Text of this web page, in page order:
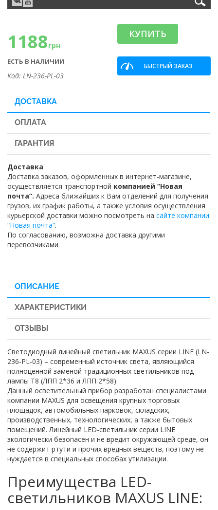
1188грн
ЕСТЬ В НАЛИЧИИ
Код: LN-236-PL-03
КУПИТЬ
БЫСТРЫЙ ЗАКАЗ
ДОСТАВКА
ОПЛАТА
ГАРАНТИЯ
Доставка
Доставка заказов, оформленных в интернет-магазине,
осуществляется транспортной компанией “Новая
почта”. Адреса ближайших к Вам отделений для получения
грузов, их график работы, а также условия осуществления
курьерской доставки можно посмотреть на сайте компании
“Новая почта”.
По согласованию, возможна доставка другими
перевозчиками.
ОПИСАНИЕ
ХАРАКТЕРИСТИКИ
ОТЗЫВЫ
Светодиодный линейный светильник MAXUS серии LINE (LN-
236-PL-03) – современный источник света, являющийся
полноценной заменой традиционных светильников под
лампы Т8 (ЛПП 2*36 и ЛПП 2*58).
Данный осветительный прибор разработан специалистами
компании MAXUS для освещения крупных торговых
площадок, автомобильных парковок, складских,
производственных, технологических, а также бытовых
помещений. Линейный LED-светильник серии LINE
экологически безопасен и не вредит окружающей среде, он
не содержит ртути и прочих вредных веществ, поэтому не
нуждается в специальных способах утилизации.
Преимущества LED-
светильников MAXUS LINE: